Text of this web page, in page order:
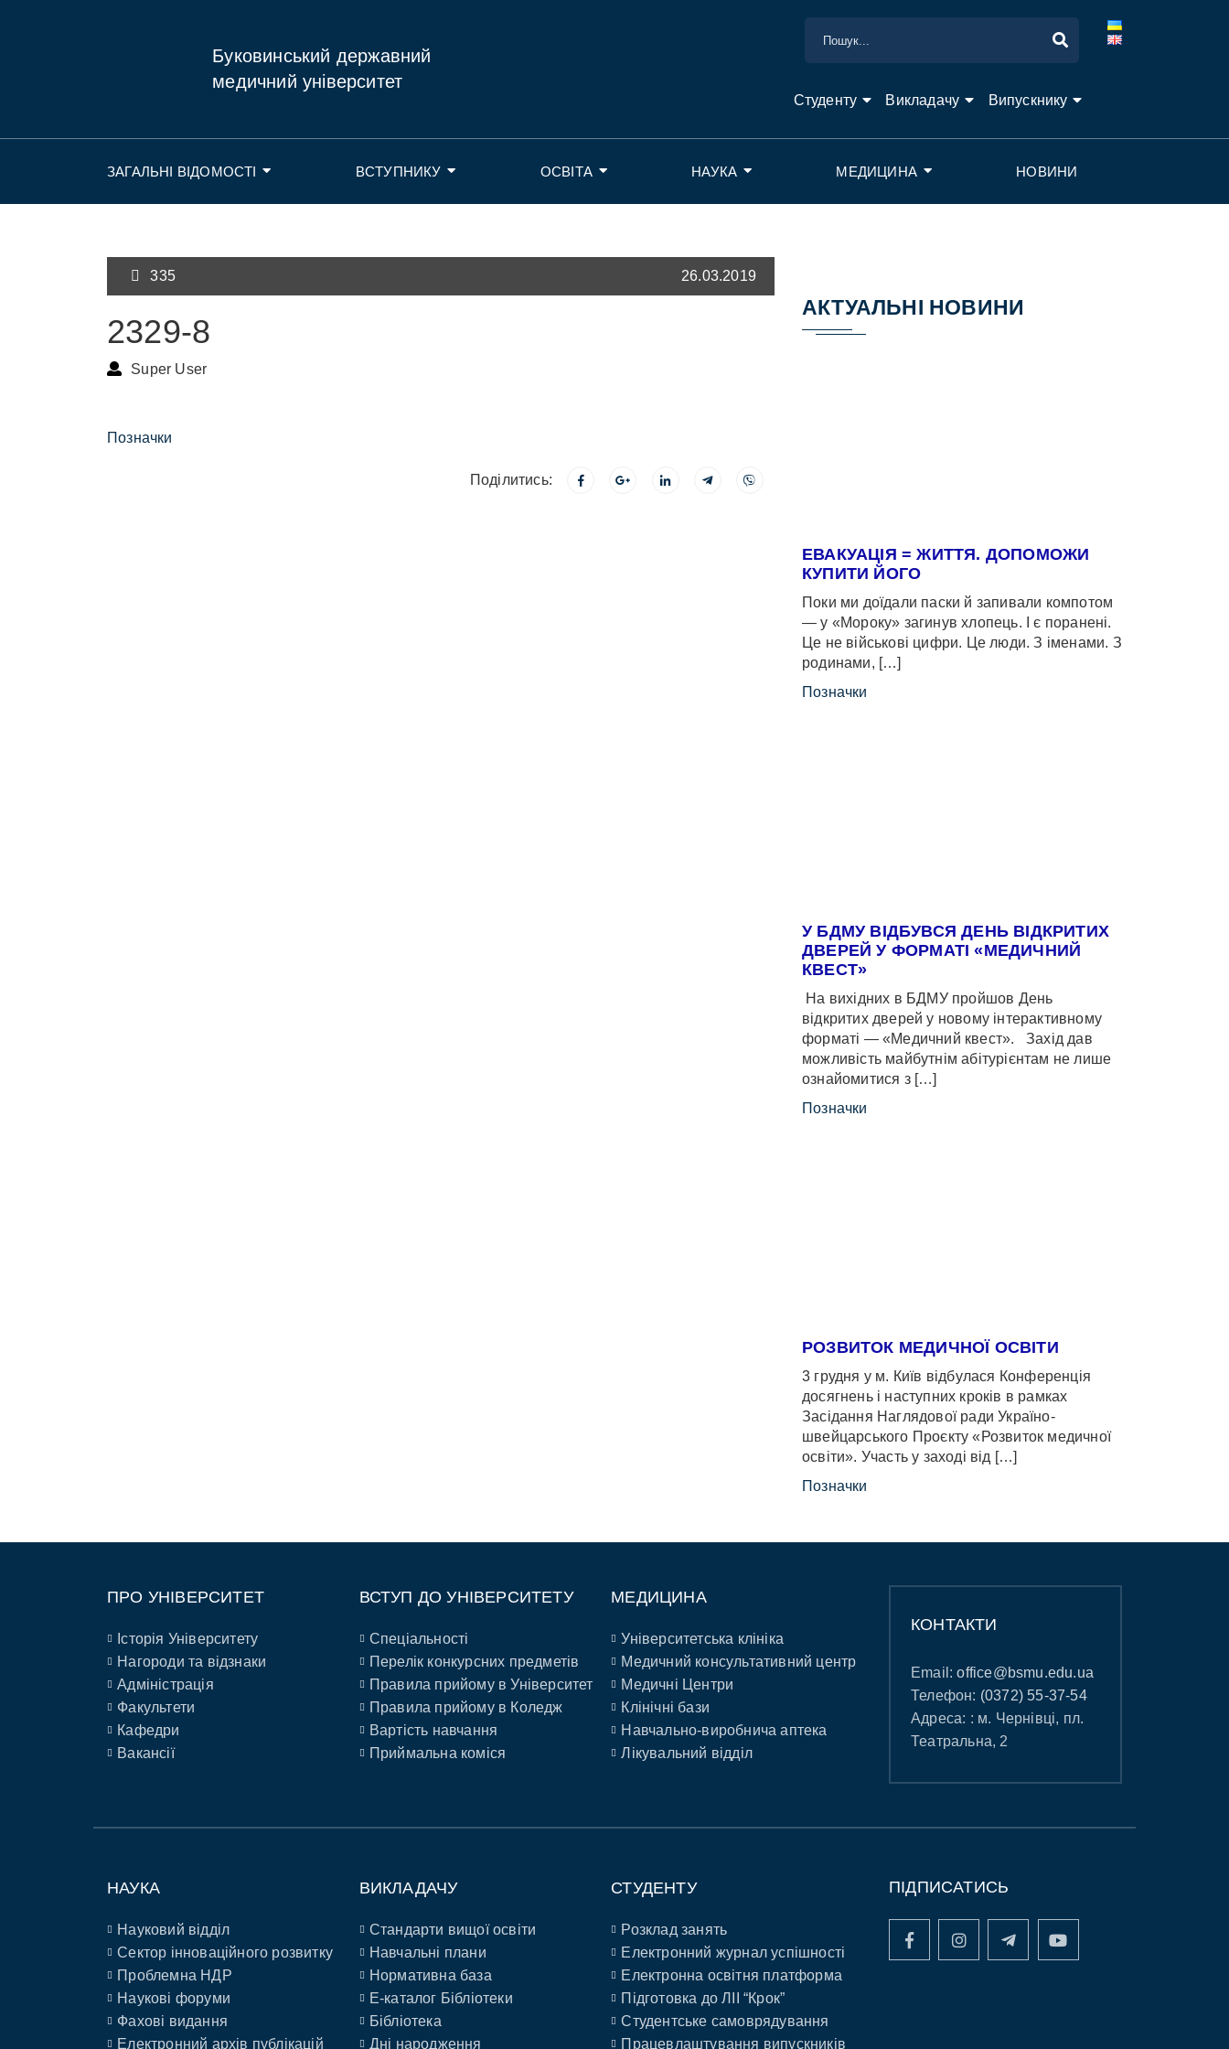
Буковинський державний
медичний університет
Студенту Викладачу Випускнику
ЗАГАЛЬНІ ВІДОМОСТІ ВСТУПНИКУ ОСВІТА НАУКА МЕДИЦИНА НОВИНИ
335 26.03.2019
2329-8
Super User
Позначки
Поділитись:
АКТУАЛЬНІ НОВИНИ
ЕВАКУАЦІЯ = ЖИТТЯ. ДОПОМОЖИ
КУПИТИ ЙОГО
Поки ми доїдали паски й запивали компотом
— у «Мороку» загинув хлопець. І є поранені.
Це не військові цифри. Це люди. З іменами. З
родинами, […]
Позначки
У БДМУ ВІДБУВСЯ ДЕНЬ ВІДКРИТИХ
ДВЕРЕЙ У ФОРМАТІ «МЕДИЧНИЙ
КВЕСТ»
На вихідних в БДМУ пройшов День
відкритих дверей у новому інтерактивному
форматі — «Медичний квест». Захід дав
можливість майбутнім абітурієнтам не лише
ознайомитися з […]
Позначки
РОЗВИТОК МЕДИЧНОЇ ОСВІТИ
3 грудня у м. Київ відбулася Конференція
досягнень і наступних кроків в рамках
Засідання Наглядової ради Україно-
швейцарського Проєкту «Розвиток медичної
освіти». Участь у заході від […]
Позначки
ПРО УНІВЕРСИТЕТ
Історія Університету
Нагороди та відзнаки
Адміністрація
Факультети
Кафедри
Вакансії
ВСТУП ДО УНІВЕРСИТЕТУ
Спеціальності
Перелік конкурсних предметів
Правила прийому в Університет
Правила прийому в Коледж
Вартість навчання
Приймальна коміся
МЕДИЦИНА
Університетська клініка
Медичний консультативний центр
Медичні Центри
Клінічні бази
Навчально-виробнича аптека
Лікувальний відділ
КОНТАКТИ
Email:office@bsmu.edu.ua
Телефон: (0372) 55-37-54
Адреса: : м. Чернівці, пл.
Театральна, 2
НАУКА
Науковий відділ
Сектор інноваційного розвитку
Проблемна НДР
Наукові форуми
Фахові видання
Електронний архів публікацій
ВИКЛАДАЧУ
Стандарти вищої освіти
Навчальні плани
Нормативна база
E-каталог Бібліотеки
Бібліотека
Дні народження
СТУДЕНТУ
Розклад занять
Електронний журнал успішності
Електронна освітня платформа
Підготовка до ЛІІ “Крок”
Студентське самоврядування
Працевлаштування випускників
ПІДПИСАТИСЬ